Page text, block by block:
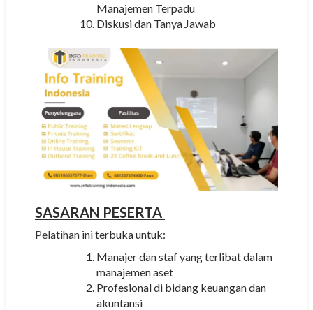
Manajemen Terpadu
Diskusi dan Tanya Jawab
SASARAN PESERTA
Pelatihan ini terbuka untuk:
Manajer dan staf yang terlibat dalam
manajemen aset
Profesional di bidang keuangan dan
akuntansi